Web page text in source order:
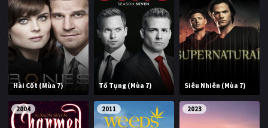
Hài Cốt (Mùa 7) Tố Tụng (Mùa 7) Siêu Nhiên (Mùa 7)
2004 2011 2023